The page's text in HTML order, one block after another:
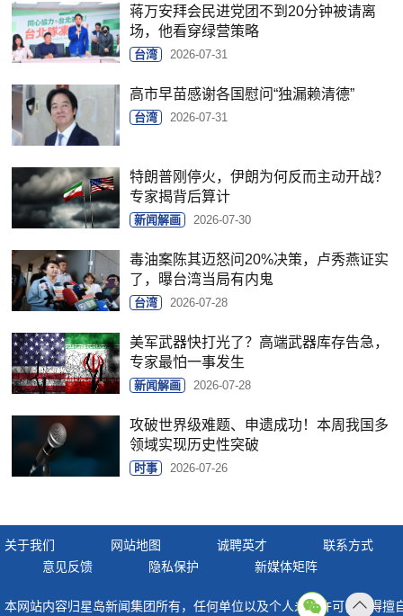
蒋万安拜会民进党团不到20分钟被请离
场，他看穿绿营策略
台湾 2026-07-31
高市早苗感谢各国慰问“独漏赖清德”
台湾 2026-07-31
特朗普刚停火，伊朗为何反而主动开战？
专家揭背后算计
新闻解画 2026-07-30
毒油案陈其迈怒问20%决策，卢秀燕证实
了，曝台湾当局有内鬼
台湾 2026-07-28
美军武器快打光了？高端武器库存告急，
专家最怕一事发生
新闻解画 2026-07-28
攻破世界级难题、申遗成功！本周我国多
领域实现历史性突破
时事 2026-07-26
关于我们 网站地图 诚聘英才
联系方式
意见反馈
隐私保护 新媒体矩阵
本网站内容归星岛新闻集团所有，任何单位以及个人未经许可，不得擅